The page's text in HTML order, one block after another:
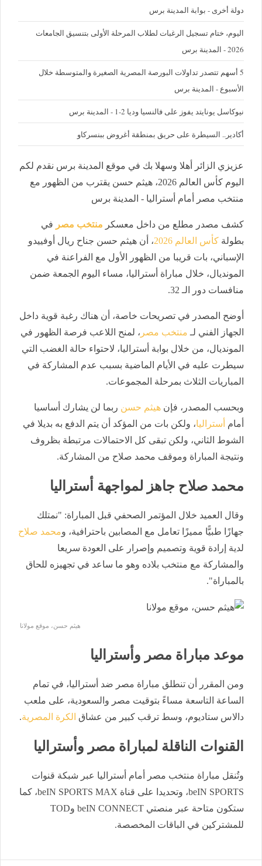
دولة أخرى - بوابة المدينة برس
اليوم، ختام تسجيل الرغبات لطلاب المرحلة الأولى بتنسيق الجامعات
2026 - المدينة برس
5 أسهم تتصدر تداولات البورصة المصرية الصغيرة والمتوسطة خلال
الأسبوع - المدينة برس
نيوكاسل يونايتد يفوز على فالنسيا وديا 2-1 - المدينة برس
أكادير.. السيطرة على حريق بمنطقة أغروض ببنسركاو
عزيزي الزائر أهلا وسهلا بك في موقع المدينة برس نقدم لكم
اليوم كأس العالم 2026، هيثم حسن يقترب من الظهور مع
منتخب مصر أمام أستراليا - المدينة برس
كشف مصدر مطلع من داخل معسكر منتخب مصر في
بطولة كأس العالم 2026
، أن هيثم حسن جناح ريال أوفييدو
الإسباني، بات قريبا من الظهور الأول مع الفراعنة في
المونديال، خلال مباراة أستراليا، مساء اليوم الجمعة ضمن
منافسات دور الـ 32.
أوضح المصدر في تصريحات خاصة، أن هناك رغبة قوية داخل
الجهاز الفني لـ منتخب مصر ، لمنح اللاعب فرصة الظهور في
المونديال، من خلال بوابة أستراليا، لاحتواء حالة الغضب التي
سيطرت عليه في الأيام الماضية بسبب عدم المشاركة في
المباريات الثلاث بمرحلة المجموعات.
وبحسب المصدر، فإن هيثم حسن ربما لن يشارك أساسيا
أمام أستراليا، ولكن بات من المؤكد أن يتم الدفع به بديلا في
الشوط الثاني، ولكن تبقى كل الاحتمالات مرتبطة بظروف
ونتيجة المباراة وموقف محمد صلاح من المشاركة.
محمد صلاح جاهز لمواجهة أستراليا
وقال العميد خلال المؤتمر الصحفي قبل المباراة: "نمتلك
جهازًا طبيًّا مميزًا تعامل مع المصابين باحترافية، ومحمد صلاح
لدية إرادة قوية وتصميم وإصرار على العودة سريعا
والمشاركة مع منتخب بلاده وهو ما ساعد في تجهيزه للحاق
بالمباراة".
هيثم حسن، موقع مولانا
موعد مباراة مصر وأستراليا
ومن المقرر أن تنطلق مباراة مصر ضد أستراليا، في تمام
الساعة التاسعة مساءً بتوقيت مصر والسعودية، على ملعب
دالاس ستاديوم، وسط ترقب كبير من عشاق الكرة المصرية.
القنوات الناقلة لمباراة مصر وأستراليا
وتُنقل مباراة منتخب مصر أمام أستراليا عبر شبكة قنوات
beIN SPORTS، وتحديدا على قناة beIN SPORTS MAX، كما
ستكون متاحة عبر منصتي beIN CONNECT وTOD
للمشتركين في الباقات المخصصة.